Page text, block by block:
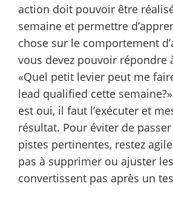
action doit pouvoir être
semaine et permettre
chose sur le comportement
vous devez pouvoir répondre
«Quel petit levier peut me
lead qualified cette
est oui, il faut l’exécuter et
résultat. Pour éviter de
pistes pertinentes, restez
pas à supprimer ou ajuster
convertissent pas après un